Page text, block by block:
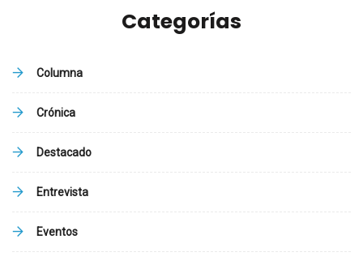
Categorías
Columna
Crónica
Destacado
Entrevista
Eventos